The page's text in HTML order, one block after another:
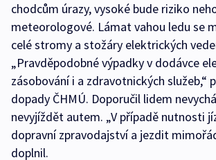
chodcům úrazy, vysoké bude riziko
meteorologové. Lámat vahou ledu se
celé stromy a stožáry elektrických
„Pravděpodobné výpadky v dodávce
zásobování i a zdravotnických služeb,“
dopady ČHMÚ. Doporučil lidem
nevyjíždět autem. „V případě nutnosti
dopravní zpravodajství a jezdit
doplnil.